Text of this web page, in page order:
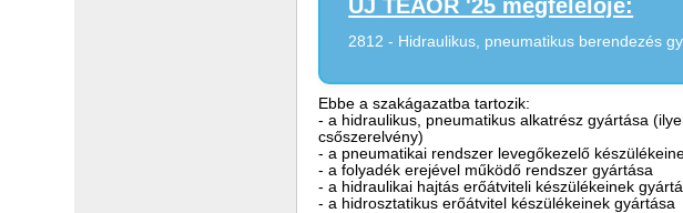
ÚJ TEÁOR '25 megfelelője:
2812 - Hidraulikus, pneumatikus berendezés
Ebbe a szakágazatba tartozik:
- a hidraulikus, pneumatikus alkatrész gyártása
csőszerelvény)
- a pneumatikai rendszer levegőkezelő
- a folyadék erejével működő rendszer gyártása
- a hidraulikai hajtás erőátviteli készülékeinek
- a hidrosztatikus erőátvitel készülékeinek gyártása